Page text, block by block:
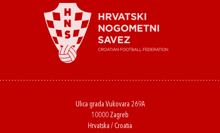
Ulica grada Vukovara 269A
10000 Zagreb
Hrvatska / Croatia